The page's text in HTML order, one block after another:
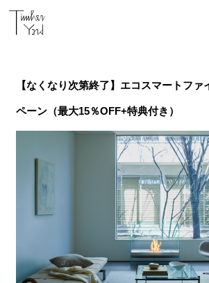
【なくなり次第終了】エコスマートファ
ペーン（最大15％OFF+特典付き）